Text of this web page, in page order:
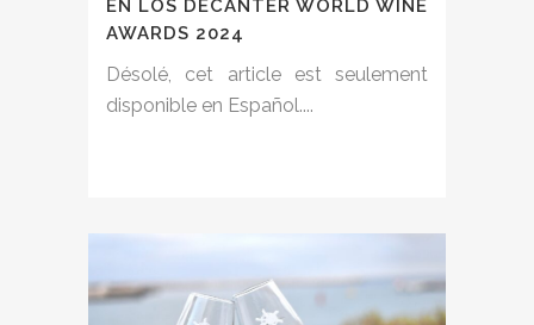
EN LOS DECANTER WORLD WINE
AWARDS 2024
Désolé, cet article est seulement
disponible en Español....